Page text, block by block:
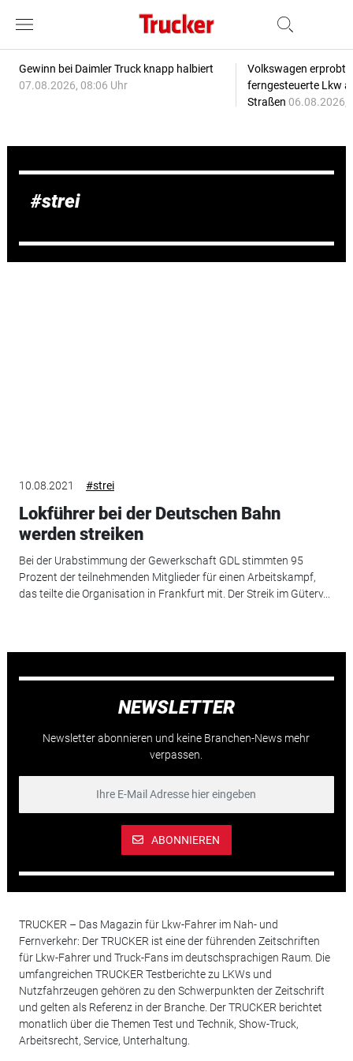
Gewinn bei Daimler Truck knapp halbiert
07.08.2026, 08:06 Uhr
Volkswagen erprobt
ferngesteuerte Lkw
Straßen 06.08.2026,
strei
10.08.2021 #strei
Lokführer bei der Deutschen Bahn
werden streiken
Bei der Urabstimmung der Gewerkschaft GDL stimmten 95
Prozent der teilnehmenden Mitglieder für einen Arbeitskampf,
das teilte die Organisation in Frankfurt mit. Der Streik im Güterv...
NEWSLETTER
Newsletter abonnieren und keine Branchen-News mehr
verpassen.
ABONNIEREN
TRUCKER – Das Magazin für Lkw-Fahrer im Nah- und
Fernverkehr: Der TRUCKER ist eine der führenden Zeitschriften
für Lkw-Fahrer und Truck-Fans im deutschsprachigen Raum. Die
umfangreichen TRUCKER Testberichte zu LKWs und
Nutzfahrzeugen gehören zu den Schwerpunkten der Zeitschrift
und gelten als Referenz in der Branche. Der TRUCKER berichtet
monatlich über die Themen Test und Technik, Show-Truck,
Arbeitsrecht, Service, Unterhaltung.